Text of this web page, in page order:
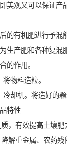
美观又可以保证产
的有机肥进行予混
生产肥和各种复混
的作用。
物料造粒。
冷却机。将造好的颗
特性
，有效提高土壤肥
解重金属、农药残